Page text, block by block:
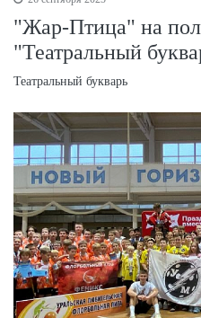
"Жар-Птица" на
"Театральный
Театральный букварь